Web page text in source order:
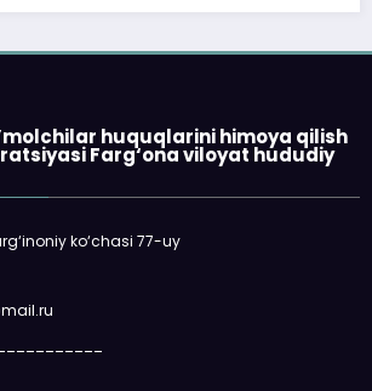
huquqlarini himoya qilish
Farg‘ona viloyat hududiy
ko‘chasi 77-uy